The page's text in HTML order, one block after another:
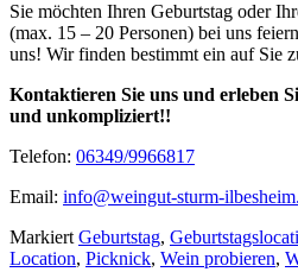
Sie möchten Ihren Geburtstag oder
(max. 15 – 20 Personen) bei uns
uns! Wir finden bestimmt ein auf Sie
Kontaktieren Sie uns und erleben
und unkompliziert!!
Telefon: 06349/9966817
Email: info@weingut-sturm-
Markiert Geburtstag,
Location, Picknick, Wein probieren,